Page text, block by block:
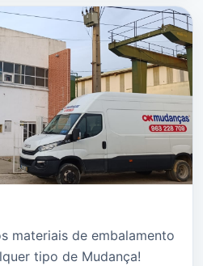
materiais de embalamento
tipo de Mudança!